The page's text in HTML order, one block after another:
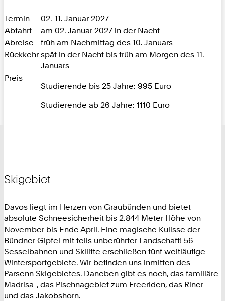
Termin
02.-11. Januar 2027
Abfahrt
am 02. Januar 2027 in der Nacht
Abreise
früh am Nachmittag des 10. Januars
Rückkehr spät in der Nacht bis früh am Morgen des 11.
Januars
Preis
Studierende bis 25 Jahre: 995 Euro
Studierende ab 26 Jahre: 1110 Euro
Skigebiet
Davos liegt im Herzen von Graubünden und bietet
absolute Schneesicherheit bis 2.844 Meter Höhe von
November bis Ende April. Eine magische Kulisse der
Bündner Gipfel mit teils unberührter Landschaft! 56
Sesselbahnen und Skilifte erschließen fünf weitläufige
Wintersportgebiete. Wir befinden uns inmitten des
Parsenn Skigebietes. Daneben gibt es noch, das familiäre
Madrisa-, das Pischnagebiet zum Freeriden, das Riner-
und das Jakobshorn.